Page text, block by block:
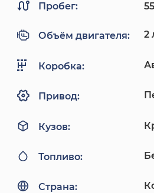
Пробег:
Объём двигателя: 2
Коробка:
Привод:
Кузов:
Топливо:
Страна: